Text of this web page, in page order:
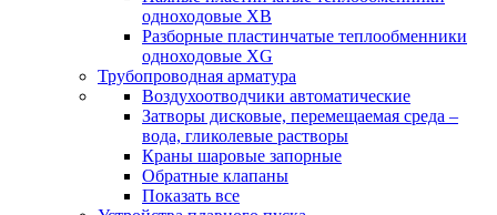
одноходовые ХВ
Разборные пластинчатые теплообменники
одноходовые ХG
Трубопроводная арматура
Воздухоотводчики автоматические
Затворы дисковые, перемещаемая среда –
вода, гликолевые растворы
Краны шаровые запорные
Обратные клапаны
Показать все